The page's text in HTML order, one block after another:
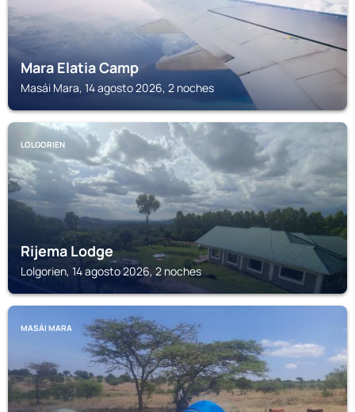
Mara Elatia Camp
Masái Mara, 14 agosto 2026, 2 noches
LOLGORIEN
Rijema Lodge
Lolgorien, 14 agosto 2026, 2 noches
MASÁI MARA